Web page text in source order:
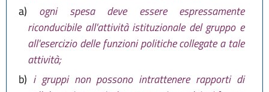
a)
ogni spesa deve essere espressamente
riconducibile all'attività istituzionale del gruppo e
all'esercizio delle funzioni politiche collegate a tale
attività;
b) i gruppi non possono intrattenere rapporti di